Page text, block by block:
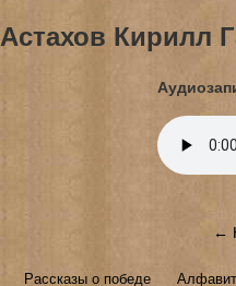
Астахов Кирилл
←
Рассказы о победе